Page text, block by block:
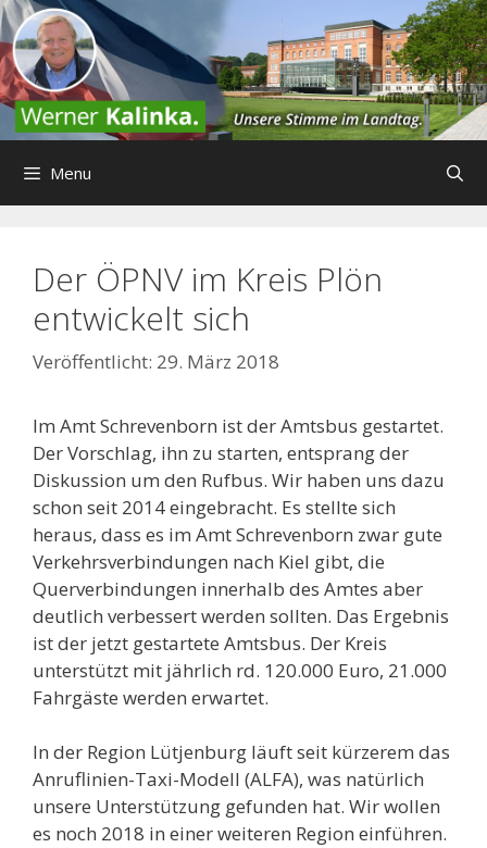
Zum
Inhalt
springen
Menu
Der ÖPNV im Kreis Plön
entwickelt sich
29. März 2018
Im Amt Schrevenborn ist der Amtsbus gestartet.
Der Vorschlag, ihn zu starten, entsprang der
Diskussion um den Rufbus. Wir haben uns dazu
schon seit 2014 eingebracht. Es stellte sich
heraus, dass es im Amt Schrevenborn zwar gute
Verkehrsverbindungen nach Kiel gibt, die
Querverbindungen innerhalb des Amtes aber
deutlich verbessert werden sollten. Das Ergebnis
ist der jetzt gestartete Amtsbus. Der Kreis
unterstützt mit jährlich rd. 120.000 Euro, 21.000
Fahrgäste werden erwartet.
In der Region Lütjenburg läuft seit kürzerem das
Anruflinien-Taxi-Modell (ALFA), was natürlich
unsere Unterstützung gefunden hat. Wir wollen
es noch 2018 in einer weiteren Region einführen.